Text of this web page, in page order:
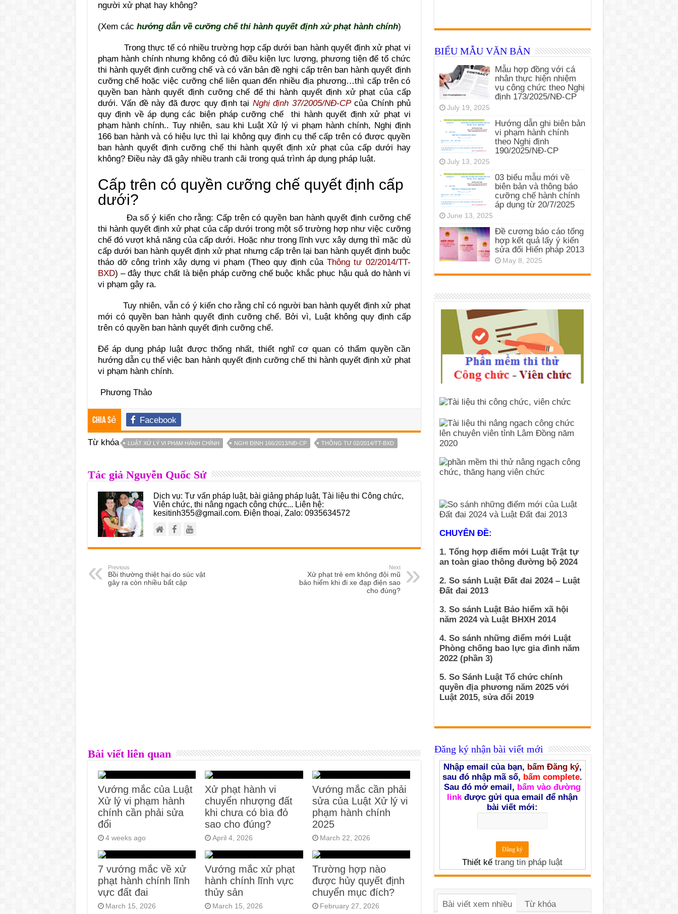
người xử phạt hay không?
(Xem các hướng dẫn về cưỡng chế thi hành quyết định xử phạt hành chính)
Trong thực tế có nhiều trường hợp cấp dưới ban hành quyết định xử phạt vi
phạm hành chính nhưng không có đủ điều kiện lực lượng, phương tiện để tổ chức
thi hành quyết định cưỡng chế và có văn bản đề nghị cấp trên ban hành quyết định
cưỡng chế hoặc việc cưỡng chế liên quan đến nhiều địa phương…thì cấp trên có
quyền ban hành quyết định cưỡng chế để thi hành quyết định xử phạt của cấp
dưới. Vấn đề này đã được quy định tại Nghị định 37/2005/NĐ-CPcủa Chính phủ
quy định về áp dụng các biện pháp cưỡng chế thi hành quyết định xử phạt vi
phạm hành chính.. Tuy nhiên, sau khi Luật Xử lý vi phạm hành chính, Nghị định
166 ban hành và có hiệu lực thì lại không quy định cụ thể cấp trên có được quyền
ban hành quyết định cưỡng chế thi hành quyết định xử phạt của cấp dưới hay
không? Điều này đã gây nhiều tranh cãi trong quá trình áp dụng pháp luật.
Cấp trên có quyền cưỡng chế quyết định cấp
dưới?
Đa số ý kiến cho rằng: Cấp trên có quyền ban hành quyết định cưỡng chế
thi hành quyết định xử phạt của cấp dưới trong một số trường hợp như việc cưỡng
chế đó vượt khả năng của cấp dưới. Hoặc như trong lĩnh vực xây dựng thì mặc dù
cấp dưới ban hành quyết định xử phạt nhưng cấp trên lại ban hành quyết định buộc
tháo dỡ công trình xây dựng vi phạm (Theo quy định củaThông tư 02/2014/TT-
BXD) – đây thực chất là biện pháp cưỡng chế buộc khắc phục hậu quả do hành vi
vi phạm gây ra.
Tuy nhiên, vẫn có ý kiến cho rằng chỉ có người ban hành quyết định xử phạt
mới có quyền ban hành quyết định cưỡng chế. Bởi vì, Luật không quy định cấp
trên có quyền ban hành quyết định cưỡng chế.
Để áp dụng pháp luật được thống nhất, thiết nghĩ cơ quan có thẩm quyền cần
hướng dẫn cụ thể việc ban hành quyết định cưỡng chế thi hành quyết định xử phạt
vi phạm hành chính.
Phương Thảo
Chia sẻ Facebook
Từ khóa LUẬT XỬ LÝ VI PHẠM HÀNH CHÍNH NGHI ĐỊNH 166/2013/NĐ-CP THÔNG TƯ 02/2014/TT-BXD
Tác giả Nguyễn Quốc Sử
Dịch vụ: Tư vấn pháp luật, bài giảng pháp luật, Tài liệu thi Công chức,
Viên chức, thi nâng ngạch công chức... Liên hệ:
kesitinh355@gmail.com. Điện thoại, Zalo: 0935634572
Previous
Bồi thường thiệt hại do súc vật
gây ra còn nhiều bất cập
Next
Xử phạt trẻ em không đội mũ
bảo hiểm khi đi xe đạp điện sao
cho đúng?
Bài viết liên quan
Vướng mắc của Luật
Xử lý vi phạm hành
chính cần phải sửa
đổi
4 weeks ago
Xử phạt hành vi
chuyển nhượng đất
khi chưa có bìa đỏ
sao cho đúng?
April 4, 2026
Vướng mắc cần phải
sửa của Luật Xử lý vi
phạm hành chính
2025
March 22, 2026
7 vướng mắc về xử
phạt hành chính lĩnh
vực đất đai
March 15, 2026
Vướng mắc xử phạt
hành chính lĩnh vực
thủy sản
March 15, 2026
Trường hợp nào
được hủy quyết định
chuyển mục đích?
February 27, 2026
BIỂU MẪU VĂN BẢN
Mẫu hợp đồng với cá
nhân thực hiện nhiệm
vụ công chức theo Nghị
định 173/2025/NĐ-CP
July 19, 2025
Hướng dẫn ghi biên bản
vi phạm hành chính
theo Nghị định
190/2025/NĐ-CP
July 13, 2025
03 biểu mẫu mới về
biên bản và thông báo
cưỡng chế hành chính
áp dụng từ 20/7/2025
June 13, 2025
Đề cương báo cáo tổng
hợp kết quả lấy ý kiến
sửa đổi Hiến pháp 2013
May 8, 2025
CHUYÊN ĐỀ:
1. Tổng hợp điểm mới Luật Trật tự
an toàn giao thông đường bộ 2024
2. So sánh Luật Đất đai 2024 – Luật
Đất đai 2013
3. So sánh Luật Bảo hiểm xã hội
năm 2024 và Luật BHXH 2014
4. So sánh những điểm mới Luật
Phòng chống bao lực gia đình năm
2022 (phần 3)
5. So Sánh Luật Tổ chức chính
quyền địa phương năm 2025 với
Luật 2015, sửa đổi 2019
Đăng ký nhận bài viết mới
Nhập email của bạn, bấm Đăng ký,
sau đó nhập mã số, bấm complete.
Sau đó mở email, bấm vào đường
linkđược gửi qua email để nhận
bài viết mới:
Thiết kế trang tin pháp luật
Bài viết xem nhiều Từ khóa